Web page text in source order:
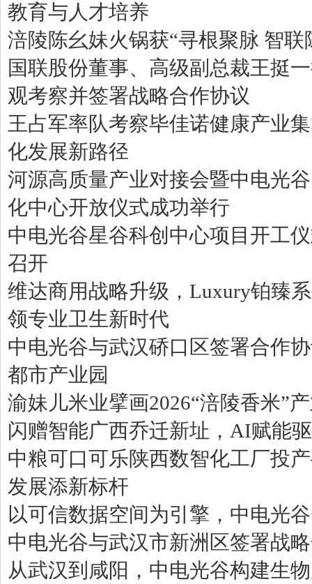
教育与人才培养
涪陵陈幺妹火锅获“寻根聚脉 智
国联股份董事、高级副总裁王挺
观考察并签署战略合作协议
王占军率队考察毕佳诺健康产业
化发展新路径
河源高质量产业对接会暨中电光
化中心开放仪式成功举行
中电光谷星谷科创中心项目开工
召开
维达商用战略升级，Luxury铂臻
领专业卫生新时代
中电光谷与武汉硚口区签署合作
都市产业园
渝妹儿米业擘画2026“涪陵香米”
闪赠智能广西乔迁新址，AI赋能
中粮可口可乐陕西数智化工厂投
发展添新标杆
以可信数据空间为引擎，中电光
中电光谷与武汉市新洲区签署战
从武汉到咸阳，中电光谷构建生